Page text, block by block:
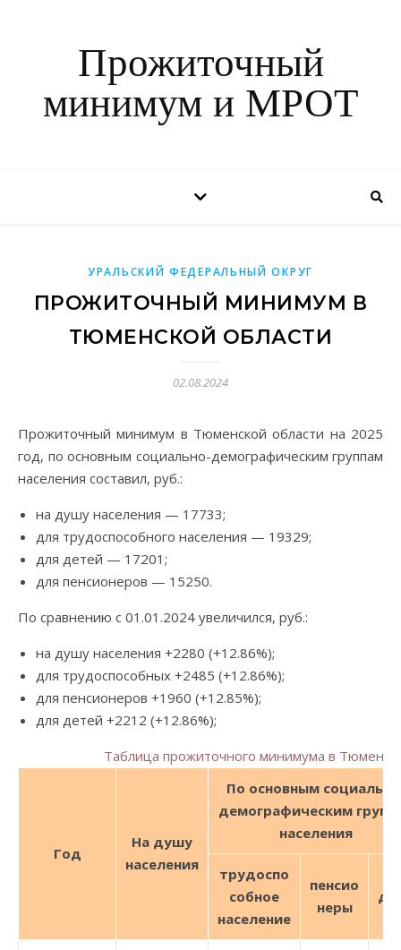
Прожиточный
минимум и МРОТ
УРАЛЬСКИЙ ФЕДЕРАЛЬНЫЙ ОКРУГ
ПРОЖИТОЧНЫЙ МИНИМУМ В
ТЮМЕНСКОЙ ОБЛАСТИ
02.08.2024
Прожиточный минимум в Тюменской области на 2025
год, по основным социально-демографическим группам
населения составил, руб.:
на душу населения — 17733;
для трудоспособного населения — 19329;
для детей — 17201;
для пенсионеров — 15250.
По сравнению с 01.01.2024 увеличился, руб.:
на душу населения +2280 (+12.86%);
для трудоспособных +2485 (+12.86%);
для пенсионеров +1960 (+12.85%);
для детей +2212 (+12.86%);
Таблица прожиточного минимума в
Год
На душу
населения
По основным
демографическим
населения
трудоспо
собное
население
пенсио
неры